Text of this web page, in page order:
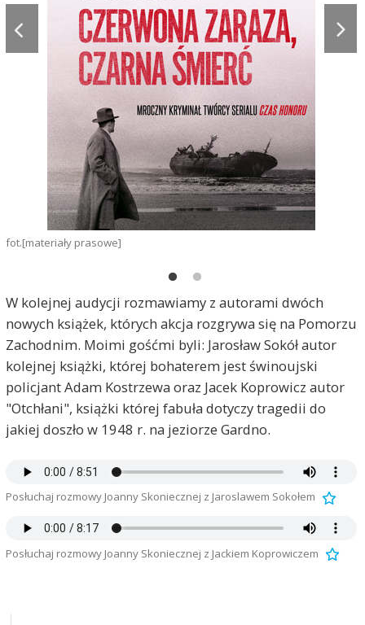
fot.[materiały prasowe]
W kolejnej audycji rozmawiamy z autorami dwóch
nowych książek, których akcja rozgrywa się na Pomorzu
Zachodnim. Moimi gośćmi byli: Jarosław Sokół autor
kolejnej książki, której bohaterem jest świnoujski
policjant Adam Kostrzewa oraz Jacek Koprowicz autor
"Otchłani", książki której fabuła dotyczy tragedii do
jakiej doszło w 1948 r. na jeziorze Gardno.
Posłuchaj rozmowy Joanny Skoniecznej z Jaroslawem Sokołem
Posłuchaj rozmowy Joanny Skoniecznej z Jackiem Koprowiczem